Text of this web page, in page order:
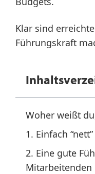
Klar sind
Führungskraft
Woher weißt
1. Einfach
2. Eine gute
Mitarbeitenden